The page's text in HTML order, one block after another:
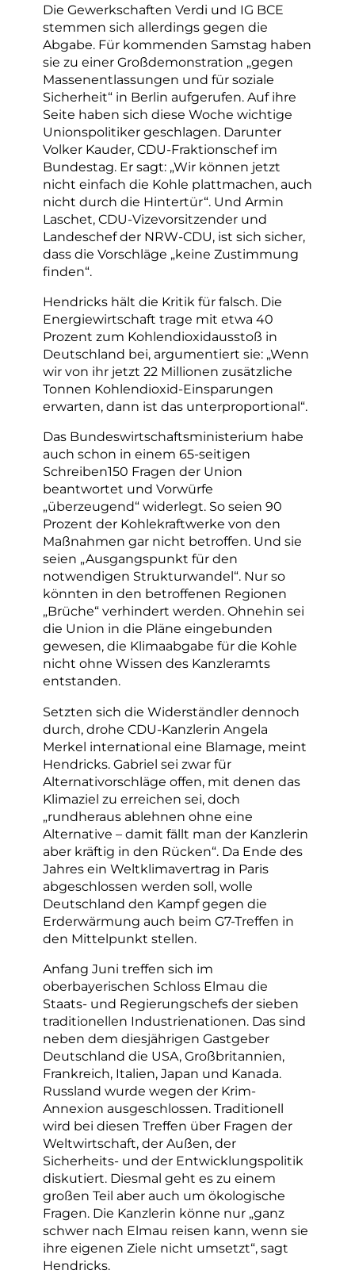
Die Gewerkschaften Verdi und IG BCE
stemmen sich allerdings gegen die
Abgabe. Für kommenden Samstag haben
sie zu einer Großdemonstration „gegen
Massenentlassungen und für soziale
Sicherheit“ in Berlin aufgerufen. Auf ihre
Seite haben sich diese Woche wichtige
Unionspolitiker geschlagen. Darunter
Volker Kauder, CDU-Fraktionschef im
Bundestag. Er sagt: „Wir können jetzt
nicht einfach die Kohle plattmachen, auch
nicht durch die Hintertür“. Und Armin
Laschet, CDU-Vizevorsitzender und
Landeschef der NRW-CDU, ist sich sicher,
dass die Vorschläge „keine Zustimmung
finden“.
Hendricks hält die Kritik für falsch. Die
Energiewirtschaft trage mit etwa 40
Prozent zum Kohlendioxidausstoß in
Deutschland bei, argumentiert sie: „Wenn
wir von ihr jetzt 22 Millionen zusätzliche
Tonnen Kohlendioxid-Einsparungen
erwarten, dann ist das unterproportional“.
Das Bundeswirtschaftsministerium habe
auch schon in einem 65-seitigen
Schreiben150 Fragen der Union
beantwortet und Vorwürfe
„überzeugend“ widerlegt. So seien 90
Prozent der Kohlekraftwerke von den
Maßnahmen gar nicht betroffen. Und sie
seien „Ausgangspunkt für den
notwendigen Strukturwandel“. Nur so
könnten in den betroffenen Regionen
„Brüche“ verhindert werden. Ohnehin sei
die Union in die Pläne eingebunden
gewesen, die Klimaabgabe für die Kohle
nicht ohne Wissen des Kanzleramts
entstanden.
Setzten sich die Widerständler dennoch
durch, drohe CDU-Kanzlerin Angela
Merkel international eine Blamage, meint
Hendricks. Gabriel sei zwar für
Alternativorschläge offen, mit denen das
Klimaziel zu erreichen sei, doch
„rundheraus ablehnen ohne eine
Alternative – damit fällt man der Kanzlerin
aber kräftig in den Rücken“. Da Ende des
Jahres ein Weltklimavertrag in Paris
abgeschlossen werden soll, wolle
Deutschland den Kampf gegen die
Erderwärmung auch beim G7-Treffen in
den Mittelpunkt stellen.
Anfang Juni treffen sich im
oberbayerischen Schloss Elmau die
Staats- und Regierungschefs der sieben
traditionellen Industrienationen. Das sind
neben dem diesjährigen Gastgeber
Deutschland die USA, Großbritannien,
Frankreich, Italien, Japan und Kanada.
Russland wurde wegen der Krim-
Annexion ausgeschlossen. Traditionell
wird bei diesen Treffen über Fragen der
Weltwirtschaft, der Außen, der
Sicherheits- und der Entwicklungspolitik
diskutiert. Diesmal geht es zu einem
großen Teil aber auch um ökologische
Fragen. Die Kanzlerin könne nur „ganz
schwer nach Elmau reisen kann, wenn sie
ihre eigenen Ziele nicht umsetzt“, sagt
Hendricks.